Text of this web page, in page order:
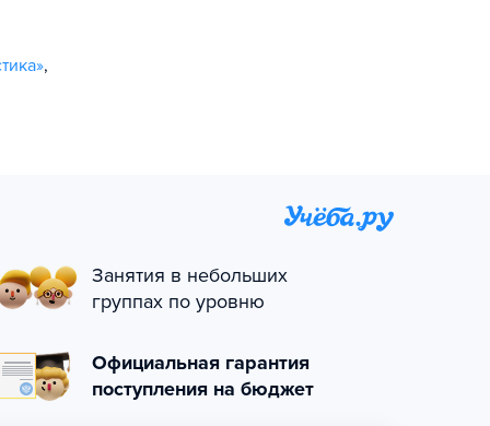
,
Занятия в небольших
группах по уровню
Официальная гарантия
поступления на бюджет